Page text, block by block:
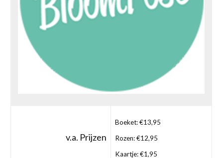
v.a. Prijzen
Boeket: €13,95
Rozen: €12,95
Kaartje: €1,95